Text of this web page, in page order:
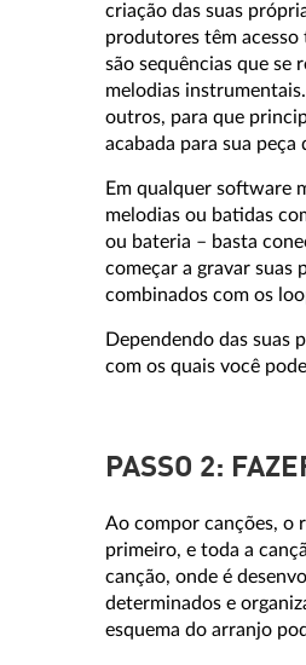
criação das suas
produtores têm
são sequências que se
melodias
outros, para que
acabada para sua
Em qualquer software
melodias ou batidas
ou bateria – basta
começar a gravar suas
combinados com os
Dependendo das suas
com os quais você
PASSO 2:
Ao compor canções, o
primeiro, e toda a
canção, onde é
determinados e
esquema do arranjo